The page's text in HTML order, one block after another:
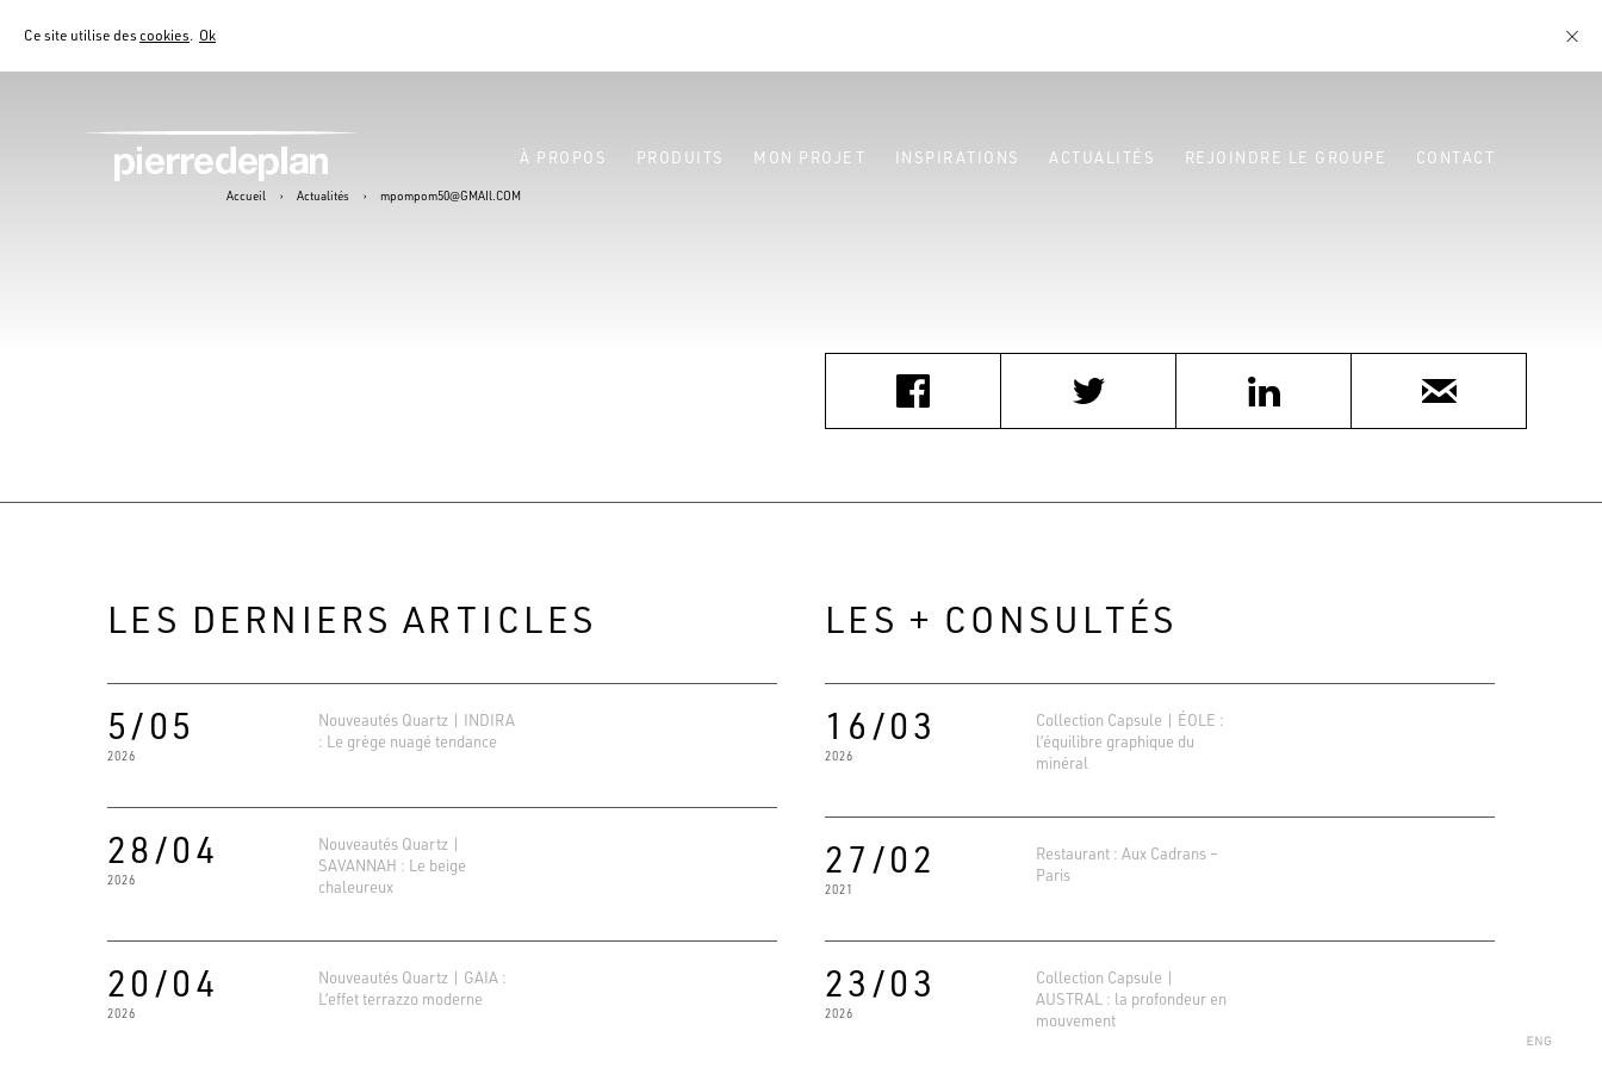
Ce site utilise descookies. Ok
À PROPOS PRODUITS MON PROJET INSPIRATIONS ACTUALITÉS REJOINDRE LE GROUPE CONTACT
Accueil › Actualités › mpompom50@GMAIl.COM
LES DERNIERS ARTICLES
5/05
2026
Nouveautés Quartz | INDIRA
: Le grège nuagé tendance
28/04
2026
Nouveautés Quartz |
SAVANNAH : Le beige
chaleureux
20/04
2026
Nouveautés Quartz | GAIA :
L’effet terrazzo moderne
LES + CONSULTÉS
16/03
2026
Collection Capsule | ÉOLE :
l’équilibre graphique du
minéral
27/02
2021
Restaurant : Aux Cadrans –
Paris
23/03
2026
Collection Capsule |
AUSTRAL : la profondeur en
mouvement
4.6